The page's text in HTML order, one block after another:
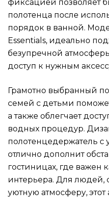
фиксацией позволяет
полотенца после
порядок в ванной.
Essentials, идеально
безупречной
доступ к нужным
Грамотно выбранный
семей с детьми
а также облегчает
водных процедур.
полотенцедержатель с
отлично дополнит
гостиницах, где важен
интерьера. Для людей,
уютную атмосферу, этот